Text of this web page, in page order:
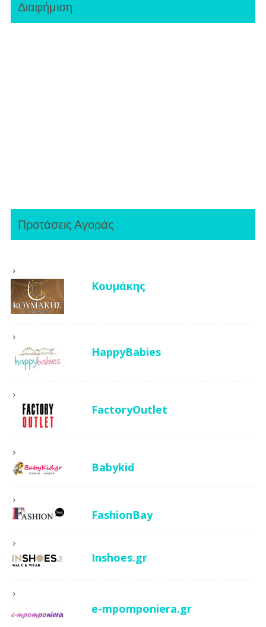
Διαφήμιση
Προτάσεις Αγοράς
Κουμάκης
HappyBabies
FactoryOutlet
Babykid
FashionBay
Inshoes.gr
e-mpomponiera.gr